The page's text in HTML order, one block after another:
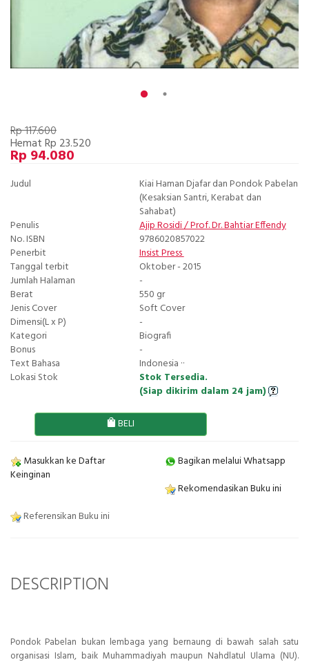
Rp 117.600
Hemat Rp 23.520
Rp 94.080
Judul
Kiai Haman Djafar dan Pondok Pabelan
(Kesaksian Santri, Kerabat dan
Sahabat)
Penulis
Ajip Rosidi / Prof. Dr. Bahtiar Effendy
No. ISBN
9786020857022
Penerbit
Insist Press
Tanggal terbit
Oktober - 2015
Jumlah Halaman
-
Berat
550 gr
Jenis Cover
Soft Cover
Dimensi(L x P)
-
Kategori
Biografi
Bonus
-
Text Bahasa
Indonesia ··
Lokasi Stok
Stok Tersedia.
(Siap dikirim dalam 24 jam)
BELI
Masukkan ke Daftar
Keinginan
Bagikan melalui Whatsapp
Rekomendasikan Buku ini
Referensikan Buku ini
DESCRIPTION
Pondok Pabelan bukan lembaga yang bernaung di bawah salah satu
organisasi Islam, baik Muhammadiyah maupun Nahdlatul Ulama (NU).